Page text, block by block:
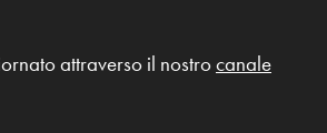
attraverso il nostro canale